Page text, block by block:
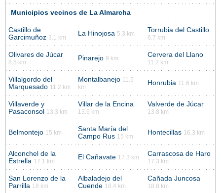
Municipios vecinos de La Almarcha
Castillo de
Garcimuñoz 3.1 km
La Hinojosa 5.3 km Torrubia del Castillo
6.7 km
Olivares de Júcar
8.5 km
Pinarejo 9 km Cervera del Llano
11.2 km
Villalgordo del
Marquesado 11.2 km
Montalbanejo 11.5
km
Honrubia 11.6 km
Villaverde y
Pasaconsol
13.3 km
Villar de la Encina
13.6 km
Valverde de Júcar
13.8 km
Belmontejo 15 km
Santa María del
Campo Rus 15 km
Hontecillas 16.3 km
Alconchel de la
Estrella 17.1 km
El Cañavate 17.3 km Carrascosa de Haro
17.3 km
San Lorenzo de la
Parrilla 18 km
Albaladejo del
Cuende 18.4 km
Cañada Juncosa
18.8 km